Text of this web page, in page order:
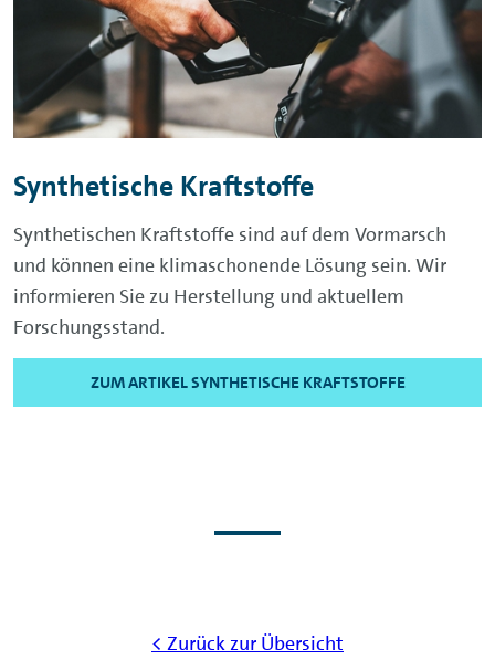
Synthetische Kraftstoffe
Synthetischen Kraftstoffe sind auf dem Vormarsch
und können eine klimaschonende Lösung sein. Wir
informieren Sie zu Herstellung und aktuellem
Forschungsstand.
ZUM ARTIKEL SYNTHETISCHE KRAFTSTOFFE
< Zurück zur Übersicht